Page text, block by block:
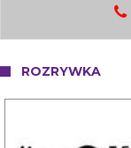
ROZRYWKA